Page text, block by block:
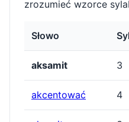
zrozumieć wzorce
Słowo
aksamit 3
akcentować 4